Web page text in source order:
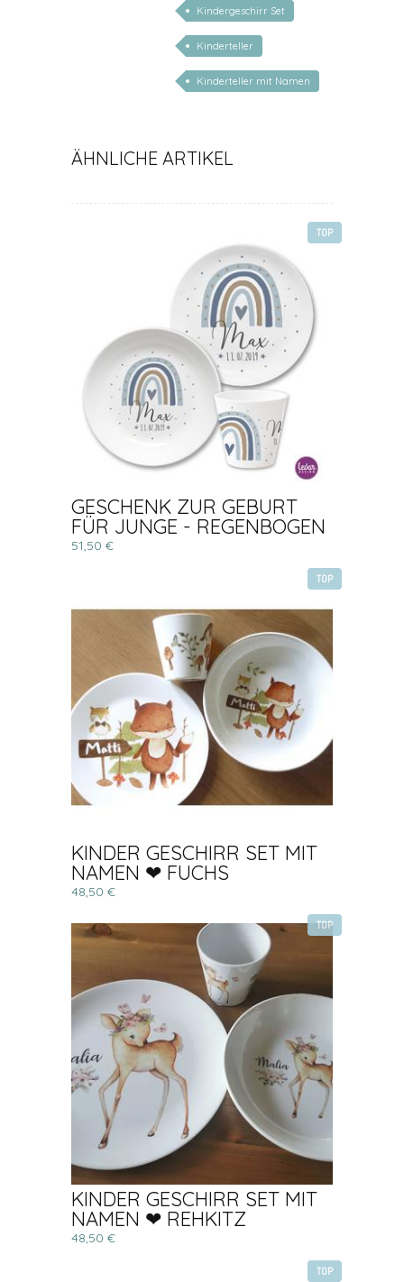
Kindergeschirr Set
Kinderteller
Kinderteller mit Namen
ÄHNLICHE ARTIKEL
TOP
GESCHENK ZUR GEBURT
FÜR JUNGE - REGENBOGEN
51,50 €
TOP
KINDER GESCHIRR SET MIT
NAMEN ❤ FUCHS
48,50 €
TOP
KINDER GESCHIRR SET MIT
NAMEN ❤ REHKITZ
48,50 €
TOP